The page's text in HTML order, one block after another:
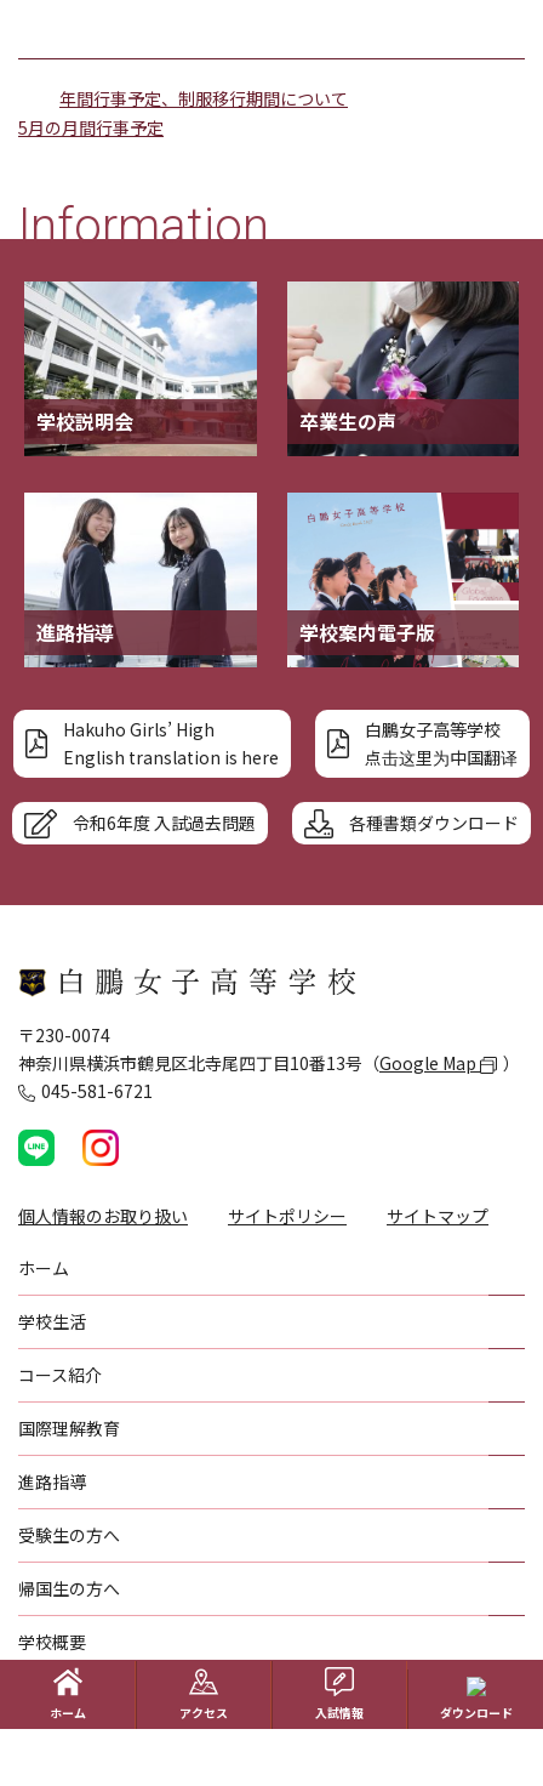
年間行事予定、制服移行期間について
5月の月間行事予定
Information
学校説明会 卒業生の声
進路指導 学校案内電子版
Hakuho Girls’ High
English translation is here
白鵬女子高等学校
点击这里为中国翻译
令和6年度 入試過去問題 各種書類ダウンロード
〒230-0074
神奈川県横浜市鶴見区北寺尾四丁目10番13号（Google Map
）
045-581-6721
個人情報のお取り扱い サイトポリシー サイトマップ
ホーム
学校生活
コース紹介
国際理解教育
進路指導
受験生の方へ
帰国生の方へ
学校概要
在校生の方へ
ホーム アクセス 入試情報 ダウンロード